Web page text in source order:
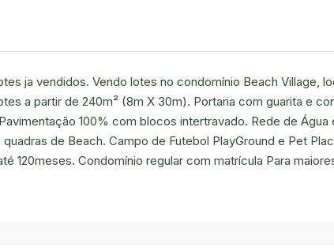
ja vendidos. Vendo lotes no condomínio Beach Village,
a partir de 240m² (8m X 30m). Portaria com guarita e
100% com blocos intertravado. Rede de
de Beach. Campo de Futebol PlayGround e Pet
120meses. Condomínio regular com matrícula Para